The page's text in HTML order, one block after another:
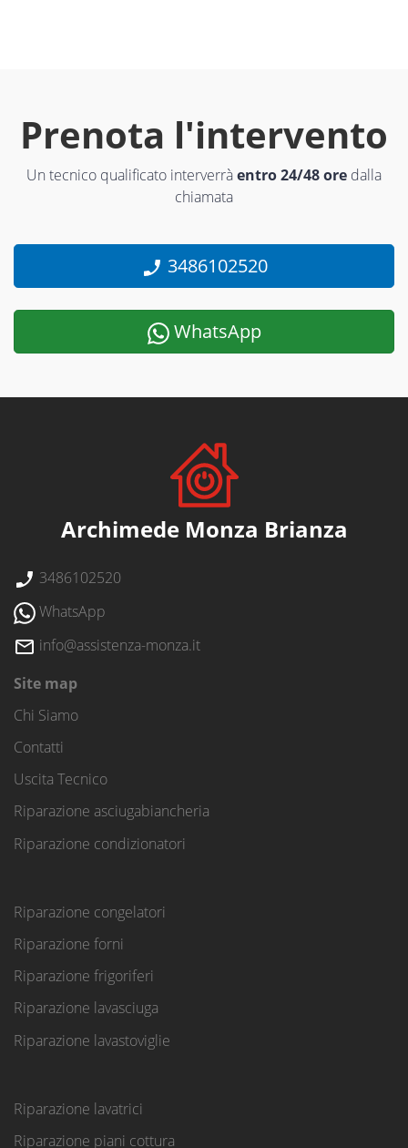
Prenota l'intervento
Un tecnico qualificato interverràentro 24/48 ore dalla
chiamata
3486102520
WhatsApp
Archimede Monza Brianza
3486102520
WhatsApp
info@assistenza-monza.it
Site map
Chi Siamo
Contatti
Uscita Tecnico
Riparazione asciugabiancheria
Riparazione condizionatori
Riparazione congelatori
Riparazione forni
Riparazione frigoriferi
Riparazione lavasciuga
Riparazione lavastoviglie
Riparazione lavatrici
Riparazione piani cottura